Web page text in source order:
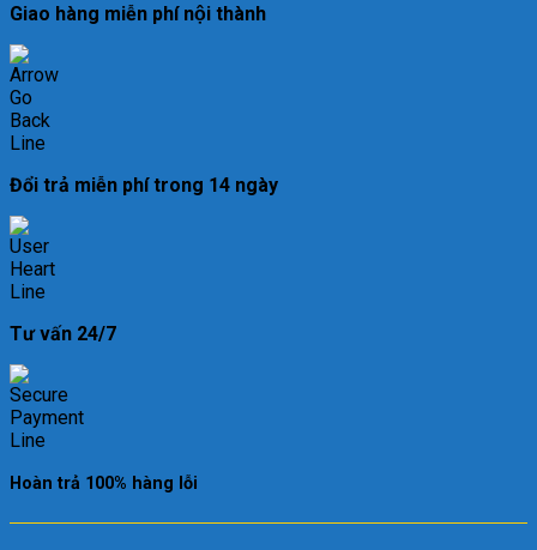
Giao hàng miễn phí nội thành
Đổi trả miễn phí trong 14 ngày
Tư vấn 24/7
Hoàn trả 100% hàng lỗi